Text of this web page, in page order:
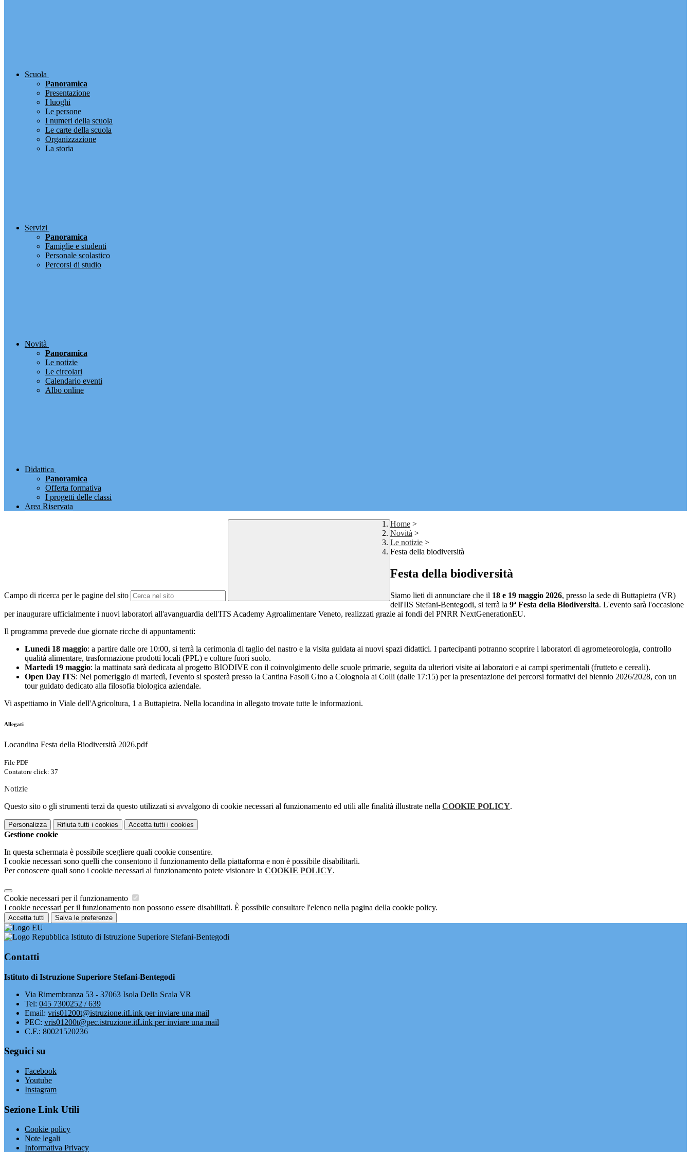
Scuola
Panoramica
Presentazione
I luoghi
Le persone
I numeri della scuola
Le carte della scuola
Organizzazione
La storia
Servizi
Panoramica
Famiglie e studenti
Personale scolastico
Percorsi di studio
Novità
Panoramica
Le notizie
Le circolari
Calendario eventi
Albo online
Didattica
Panoramica
Offerta formativa
I progetti delle classi
Area Riservata
Campo di ricerca per le pagine del sito
Home >
Novità >
Le notizie >
Festa della biodiversità
Festa della biodiversità
Siamo lieti di annunciare che il 18 e 19 maggio 2026, presso la sede di Buttapietra (VR)
dell'IIS Stefani-Bentegodi, si terrà la 9ª Festa della Biodiversità. L'evento sarà l'occasione
per inaugurare ufficialmente i nuovi laboratori all'avanguardia dell'ITS Academy Agroalimentare Veneto, realizzati grazie ai fondi del PNRR NextGenerationEU.
Il programma prevede due giornate ricche di appuntamenti:
Lunedì 18 maggio: a partire dalle ore 10:00, si terrà la cerimonia di taglio del nastro e la visita guidata ai nuovi spazi didattici. I partecipanti potranno scoprire i laboratori di agrometeorologia, controllo
qualità alimentare, trasformazione prodotti locali (PPL) e colture fuori suolo.
Martedì 19 maggio: la mattinata sarà dedicata al progetto BIODIVE con il coinvolgimento delle scuole primarie, seguita da ulteriori visite ai laboratori e ai campi sperimentali (frutteto e cereali).
Open Day ITS: Nel pomeriggio di martedì, l'evento si sposterà presso la Cantina Fasoli Gino a Colognola ai Colli (dalle 17:15) per la presentazione dei percorsi formativi del biennio 2026/2028, con un
tour guidato dedicato alla filosofia biologica aziendale.
Vi aspettiamo in Viale dell'Agricoltura, 1 a Buttapietra. Nella locandina in allegato trovate tutte le informazioni.
Allegati
Locandina Festa della Biodiversità 2026.pdf
File PDF
Contatore click: 37
Notizie
Questo sito o gli strumenti terzi da questo utilizzati si avvalgono di cookie necessari al funzionamento ed utili alle finalità illustrate nella COOKIE POLICY.
Personalizza Rifiuta tutti i cookies Accetta tutti i cookies
Gestione cookie
In questa schermata è possibile scegliere quali cookie consentire.
I cookie necessari sono quelli che consentono il funzionamento della piattaforma e non è possibile disabilitarli.
Per conoscere quali sono i cookie necessari al funzionamento potete visionare la COOKIE POLICY.
Cookie necessari per il funzionamento
I cookie necessari per il funzionamento non possono essere disabilitati. È possibile consultare l'elenco nella pagina della cookie policy.
Accetta tutti Salva le preferenze
Istituto di Istruzione Superiore Stefani-Bentegodi
Contatti
Istituto di Istruzione Superiore Stefani-Bentegodi
Via Rimembranza 53 - 37063 Isola Della Scala VR
Tel: 045 7300252 / 639
Email: vris01200t@istruzione.itLink per inviare una mail
PEC: vris01200t@pec.istruzione.itLink per inviare una mail
C.F.: 80021520236
Seguici su
Facebook
Youtube
Instagram
Sezione Link Utili
Cookie policy
Note legali
Informativa Privacy